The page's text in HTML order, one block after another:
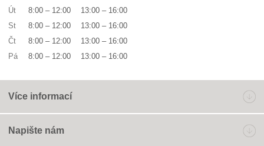
Út
8:00 – 12:00 13:00 – 16:00
St
8:00 – 12:00 13:00 – 16:00
Čt
8:00 – 12:00 13:00 – 16:00
Pá
8:00 – 12:00 13:00 – 16:00
Více informací
Napište nám